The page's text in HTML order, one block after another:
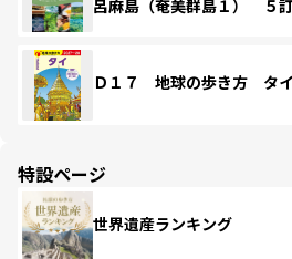
呂麻島（奄美群島１） ５
Ｄ１７ 地球の歩き方 タ
特設ページ
世界遺産ランキング